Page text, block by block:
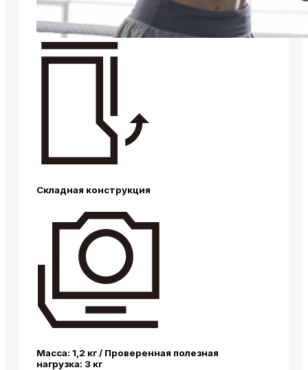
Складная конструкция
Масса: 1,2 кг / Проверенная полезная
нагрузка: 3 кг